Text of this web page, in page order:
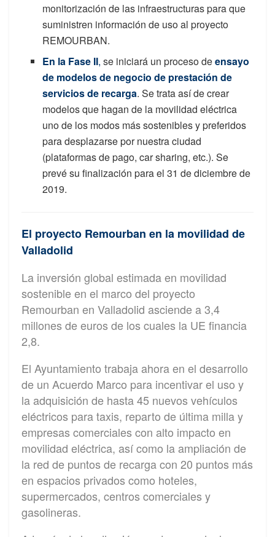
monitorización de las infraestructuras para que
suministren información de uso al proyecto
REMOURBAN.
En la Fase II, se iniciará un proceso deensayo
de modelos de negocio de prestación de
servicios de recarga. Se trata así de crear
modelos que hagan de la movilidad eléctrica
uno de los modos más sostenibles y preferidos
para desplazarse por nuestra ciudad
(plataformas de pago, car sharing, etc.). Se
prevé su finalización para el 31 de diciembre de
2019.
El proyecto Remourban en la movilidad de
Valladolid
La inversión global estimada en movilidad
sostenible en el marco del proyecto
Remourban en Valladolid asciende a 3,4
millones de euros de los cuales la UE financia
2,8.
El Ayuntamiento trabaja ahora en el desarrollo
de un Acuerdo Marco para incentivar el uso y
la adquisición de hasta 45 nuevos vehículos
eléctricos para taxis, reparto de última milla y
empresas comerciales con alto impacto en
movilidad eléctrica, así como la ampliación de
la red de puntos de recarga con 20 puntos más
en espacios privados como hoteles,
supermercados, centros comerciales y
gasolineras.